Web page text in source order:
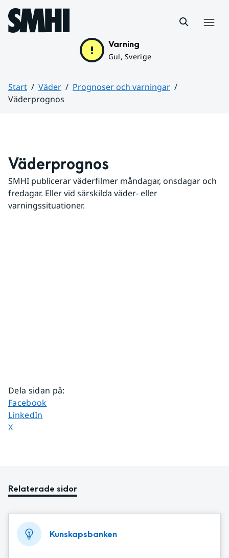
Hoppa till sidans innehåll
Varning
Gul, Sverige
Start Väder
Prognoser och varningar
Väderprognos
Väderprognos
SMHI publicerar väderfilmer måndagar, onsdagar och
fredagar. Eller vid särskilda väder- eller
varningssituationer.
Dela sidan på:
Dela sidan på
Facebook
Dela sidan på
LinkedIn
Dela sidan på
X
Relaterade sidor
Kunskapsbanken